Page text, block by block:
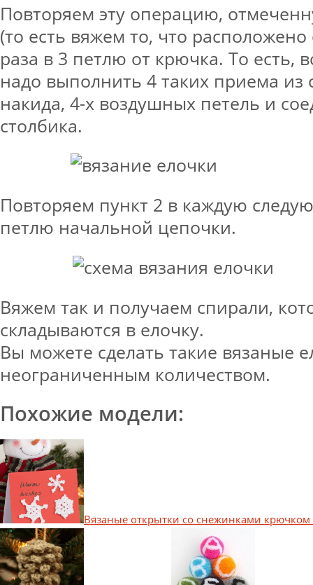
Повторяем эту операцию,
(то есть вяжем то, что
раза в 3 петлю от крючка. То есть,
надо выполнить 4 таких приема из
накида, 4-х воздушных петель и
столбика.
Повторяем пункт 2 в каждую
петлю начальной цепочки.
Вяжем так и получаем спирали,
складываются в елочку.
Вы можете сделать такие вязаные
неограниченным количеством.
Похожие модели:
Вязаные открытки со снежинками крючком